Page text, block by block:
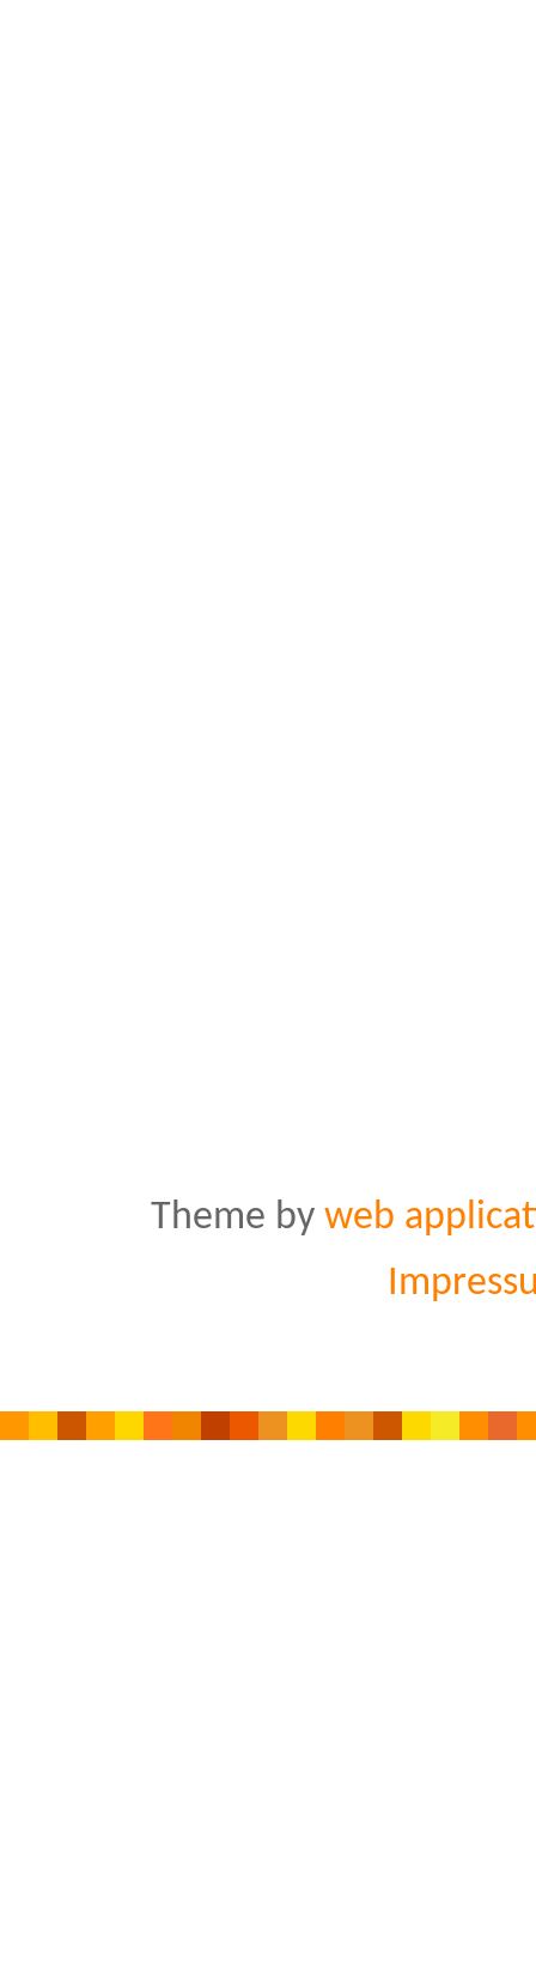
Theme by web